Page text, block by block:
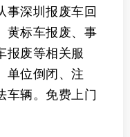
事深圳报废车回
黄标车报废、事
报废等相关服
单位倒闭、注
车辆。免费上门